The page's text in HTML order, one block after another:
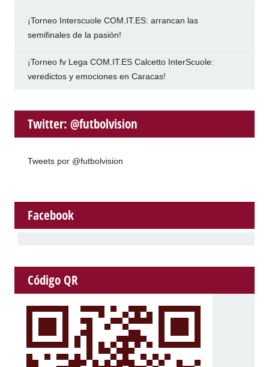
¡Torneo Interscuole COM.IT.ES: arrancan las
semifinales de la pasión!
¡Torneo fv Lega COM.IT.ES Calcetto InterScuole:
veredictos y emociones en Caracas!
Twitter: @futbolvision
Tweets por @futbolvision
Facebook
Código QR